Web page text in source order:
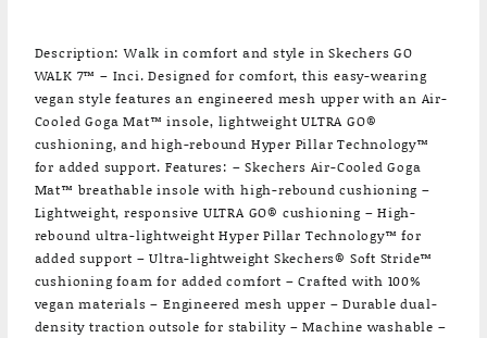
Description: Walk in comfort and style in Skechers GO
WALK 7™ – Inci. Designed for comfort, this easy-wearing
vegan style features an engineered mesh upper with an Air-
Cooled Goga Mat™ insole, lightweight ULTRA GO®
cushioning, and high-rebound Hyper Pillar Technology™
for added support. Features: – Skechers Air-Cooled Goga
Mat™ breathable insole with high-rebound cushioning –
Lightweight, responsive ULTRA GO® cushioning – High-
rebound ultra-lightweight Hyper Pillar Technology™ for
added support – Ultra-lightweight Skechers® Soft Stride™
cushioning foam for added comfort – Crafted with 100%
vegan materials – Engineered mesh upper – Durable dual-
density traction outsole for stability – Machine washable –